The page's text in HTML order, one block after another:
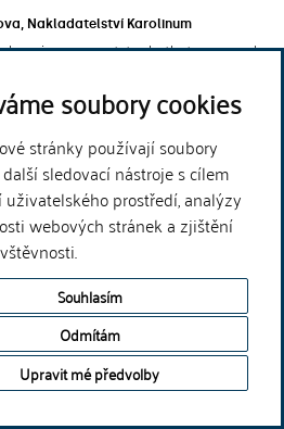
soubory cookies
stránky používají soubory
sledovací nástroje s cílem
prostředí, analýzy
webových stránek a zjištění
Souhlasím
Odmítám
Upravit mé předvolby
Nakladatelství Karolinum
learning support tools that are used
and that you may encounter
help you to avoid the most common
názoru